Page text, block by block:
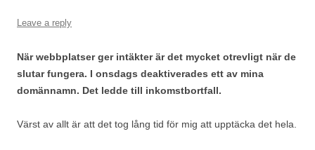
Leave a reply
När webbplatser ger intäkter är det mycket otrevligt när de
slutar fungera. I onsdags deaktiverades ett av mina
domännamn. Det ledde till inkomstbortfall.
Värst av allt är att det tog lång tid för mig att upptäcka det hela.